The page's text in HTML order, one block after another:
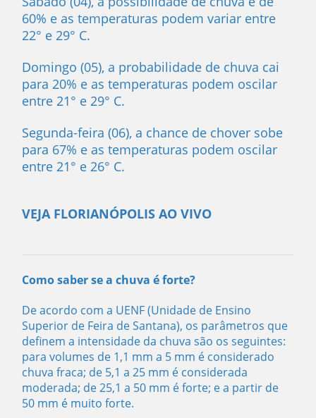
60% e as temperaturas podem variar entre
22° e 29° C.
Domingo (05), a probabilidade de chuva cai
para 20% e as temperaturas podem oscilar
entre 21° e 29° C.
Segunda-feira (06), a chance de chover sobe
para 67% e as temperaturas podem oscilar
entre 21° e 26° C.
VEJA FLORIANÓPOLIS AO VIVO
Como saber se a chuva é forte?
De acordo com a UENF (Unidade de Ensino
Superior de Feira de Santana), os parâmetros que
definem a intensidade da chuva são os seguintes:
para volumes de 1,1 mm a 5 mm é considerado
chuva fraca; de 5,1 a 25 mm é considerada
moderada; de 25,1 a 50 mm é forte; e a partir de
50 mm é muito forte.